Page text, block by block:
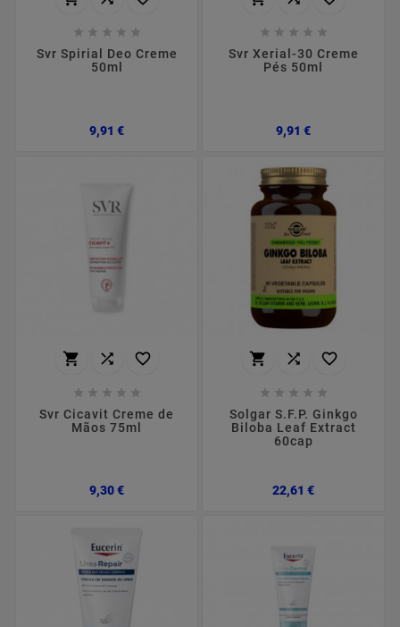
    
Svr Spirial Deo Creme
50ml
9,91 €Preço
    
Svr Xerial-30 Creme
Pés 50ml
9,91 €Preço
  
    
Svr Cicavit Creme de
Mãos 75ml
9,30 €Preço
  
    
Solgar S.F.P. Ginkgo
Biloba Leaf Extract
60cap
22,61 €Preço